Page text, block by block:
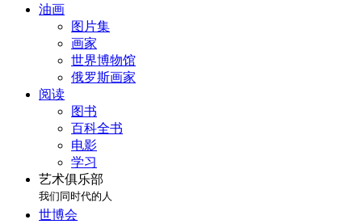
油画
图片集
画家
世界博物馆
俄罗斯画家
阅读
图书
百科全书
电影
学习
艺术俱乐部
我们同时代的人
世博会